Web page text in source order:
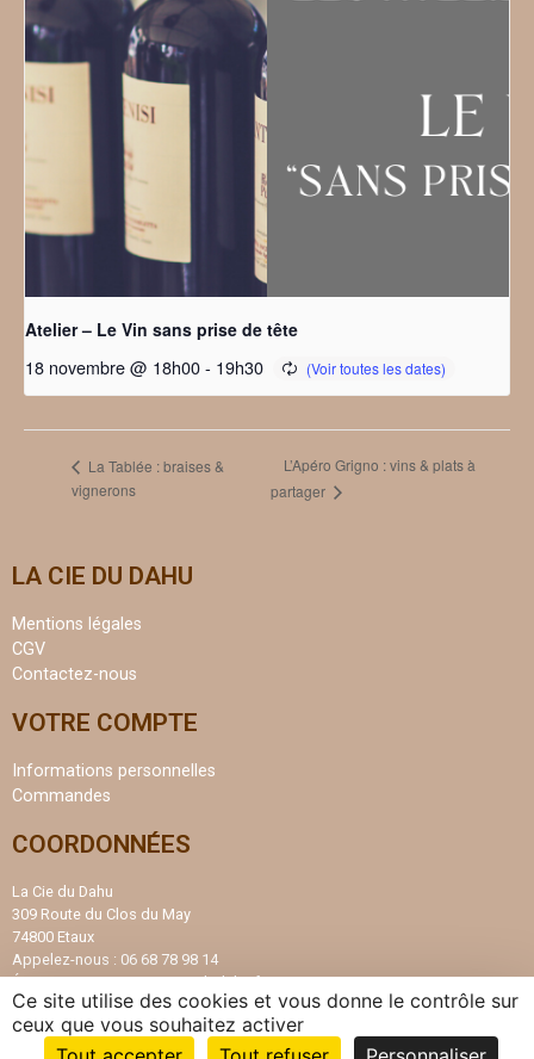
Atelier – Le Vin sans prise de tête
18 novembre @ 18h00- 19h30
La Tablée : braises &
vignerons
L’Apéro Grigno : vins & plats à
partager
LA CIE DU DAHU
Mentions légales
CGV
Contactez-nous
VOTRE COMPTE
Informations personnelles
Commandes
COORDONNÉES
La Cie du Dahu
309 Route du Clos du May
74800 Etaux
Appelez-nous : 06 68 78 98 14
Écrivez-nous :contact@ciedudahu.fr
MONTREZ QUI VOUS ÊTES AVEC
Ce site utilise des cookies et vous donne le contrôle sur
ceux que vous souhaitez activer